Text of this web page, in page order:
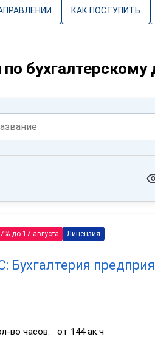
КАК ПОСТУПИТЬ
бухгалтерскому
до 17 августа Лицензия
Бухгалтерия
во часов:
от 144 ак.ч